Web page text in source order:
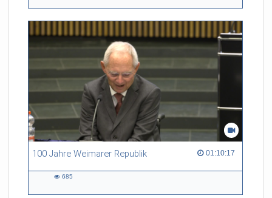
100 Jahre Weimarer Republik 01:10:17
01:10:17 duration
685